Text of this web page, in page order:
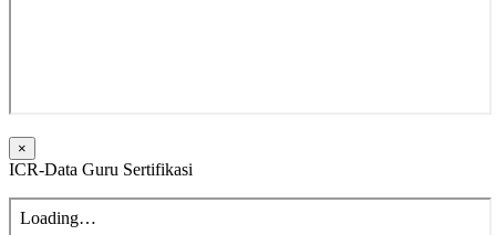
×
ICR-Data Guru Sertifikasi